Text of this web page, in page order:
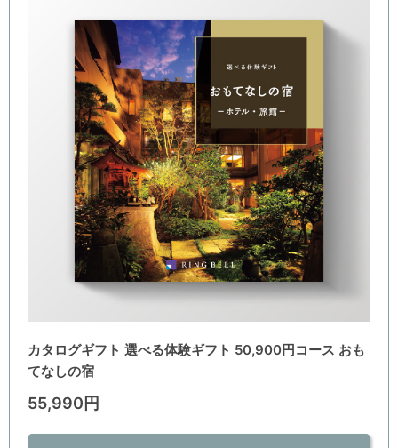
カタログギフト 選べる体験ギフト 50,900円コース おも
てなしの宿
55,990円